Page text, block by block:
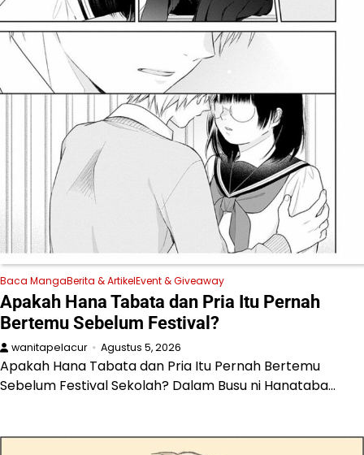
Baca MangaBerita & ArtikelEvent & Giveaway
Apakah Hana Tabata dan Pria Itu Pernah
Bertemu Sebelum Festival?
wanitapelacur Agustus 5, 2026
Apakah Hana Tabata dan Pria Itu Pernah Bertemu
Sebelum Festival Sekolah? Dalam Busu ni Hanataba…